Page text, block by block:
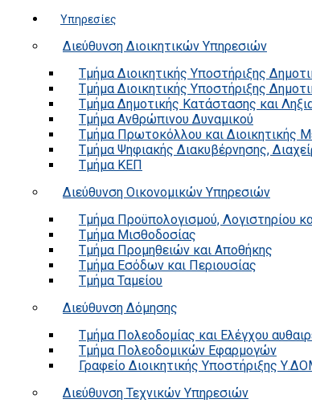
Υπηρεσίες
Διεύθυνση Διοικητικών Υπηρεσιών
Τμήμα Διοικητικής Υποστήριξης
Τμήμα Διοικητικής Υποστήριξης
Τμήμα Δημοτικής Κατάστασης και
Τμήμα Ανθρώπινου Δυναμικού
Τμήμα Πρωτοκόλλου και Διοικητικής
Τμήμα Ψηφιακής Διακυβέρνησης,
Τμήμα ΚΕΠ
Διεύθυνση Οικονομικών Υπηρεσιών
Τμήμα Προϋπολογισμού, Λογιστηρίου
Τμήμα Μισθοδοσίας
Τμήμα Προμηθειών και Αποθήκης
Τμήμα Εσόδων και Περιουσίας
Τμήμα Ταμείου
Διεύθυνση Δόμησης
Τμήμα Πολεοδομίας και Ελέγχου
Τμήμα Πολεοδομικών Εφαρμογών
Γραφείο Διοικητικής Υποστήριξης
Διεύθυνση Τεχνικών Υπηρεσιών